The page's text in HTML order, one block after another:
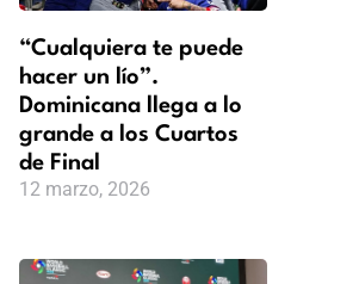
“Cualquiera te puede
hacer un lío”.
Dominicana llega a lo
grande a los Cuartos
de Final
12 marzo, 2026